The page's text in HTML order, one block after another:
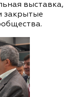
выставка,
закрытые